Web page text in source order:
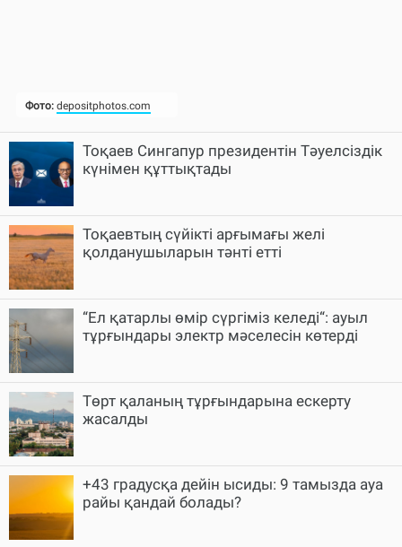
Тоқаев Сингапур президентін Тәуелсіздік
күнімен құттықтады
Тоқаевтың сүйікті арғымағы желі
қолданушыларын тәнті етті
“Ел қатарлы өмір сүргіміз келеді“: ауыл
тұрғындары электр мәселесін көтерді
Төрт қаланың тұрғындарына ескерту
жасалды
+43 градусқа дейін ысиды: 9 тамызда ауа
райы қандай болады?